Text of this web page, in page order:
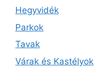
Hegyvidék
Parkok
Tavak
Várak és Kastélyok